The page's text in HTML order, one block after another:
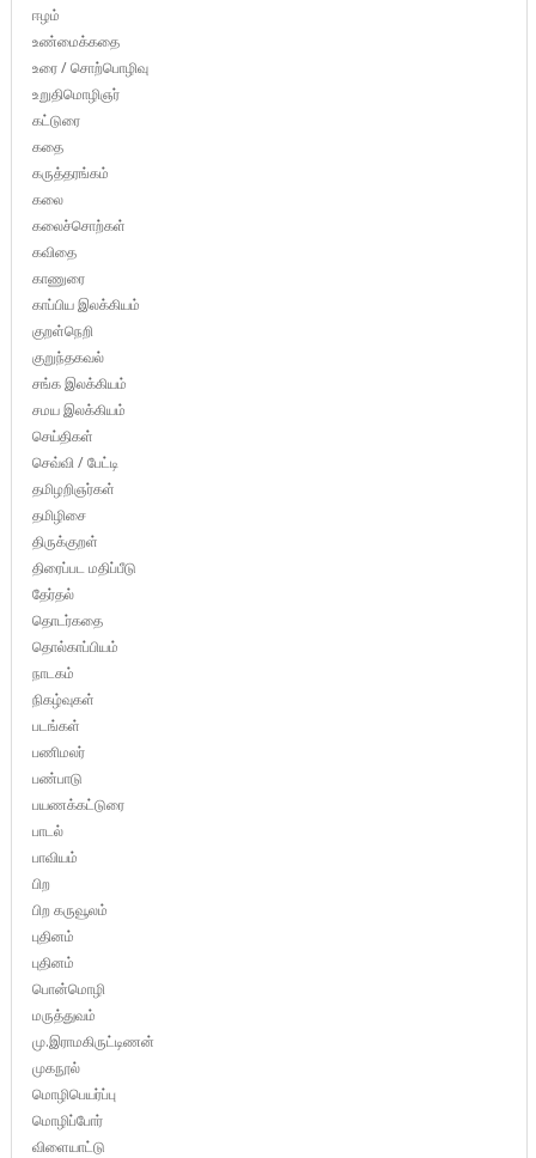
ஈழம்
உண்மைக்கதை
உரை / சொற்பொழிவு
உறுதிமொழிஞர்
கட்டுரை
கதை
கருத்தரங்கம்
கலை
கலைச்சொற்கள்
கவிதை
காணுரை
காப்பிய இலக்கியம்
குறள்நெறி
குறுந்தகவல்
சங்க இலக்கியம்
சமய இலக்கியம்
செய்திகள்
செவ்வி / பேட்டி
தமிழறிஞர்கள்
தமிழிசை
திருக்குறள்
திரைப்பட மதிப்பீடு
தேர்தல்
தொடர்கதை
தொல்காப்பியம்
நாடகம்
நிகழ்வுகள்
படங்கள்
பணிமலர்
பண்பாடு
பயணக்கட்டுரை
பாடல்
பாவியம்
பிற
பிற கருவூலம்
புதினம்
புதினம்
பொன்மொழி
மருத்துவம்
மு.இராமகிருட்டிணன்
முகநூல்
மொழிபெயர்ப்பு
மொழிப்போர்
விளையாட்டு